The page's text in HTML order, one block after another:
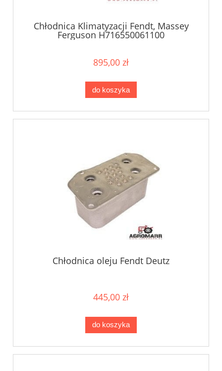
Chłodnica Klimatyzacji Fendt, Massey
Ferguson H716550061100
895,00 zł
do koszyka
Chłodnica oleju Fendt Deutz
445,00 zł
do koszyka